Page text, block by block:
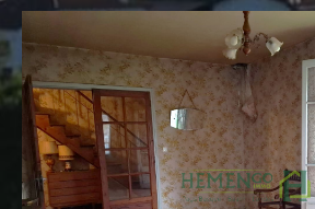
Type
de
bien
Type de bien
Ville
Budget